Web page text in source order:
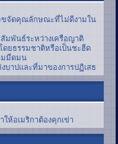
ขจัดคุณลักษณะที่ไม่ดีงามใน
มพันธ์ระหว่างเครือญาติ
ยธรรมชาติหรือเป็นชะฮีด
มมืดมน
บาปและที่มาของการปฏิเสธ
ห้อเมริกาต้องคุกเข่า